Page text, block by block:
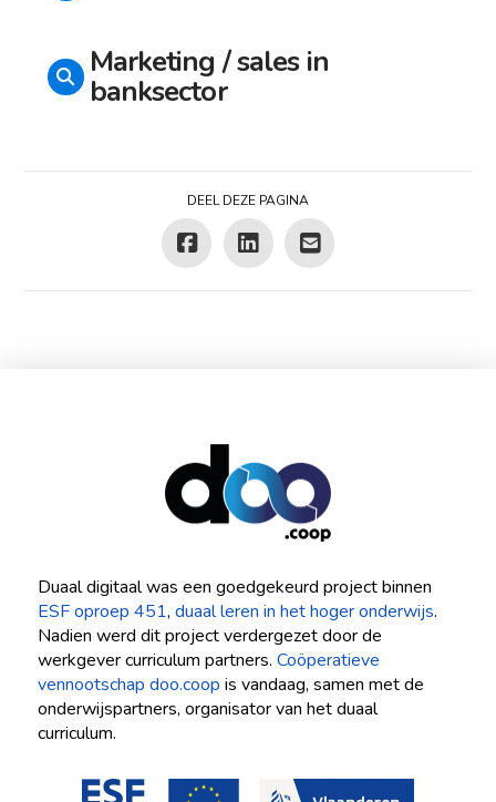
Marketing / sales in
banksector
DEEL DEZE PAGINA
Duaal digitaal was een goedgekeurd project binnen
ESF oproep 451, duaal leren in het hoger onderwijs.
Nadien werd dit project verdergezet door de
werkgever curriculum partners. Coöperatieve
vennootschap doo.coop is vandaag, samen met de
onderwijspartners, organisator van het duaal
curriculum.